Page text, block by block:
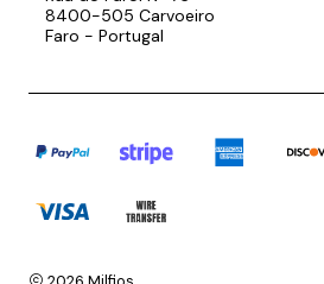
8400-505 Carvoeiro
Faro - Portugal